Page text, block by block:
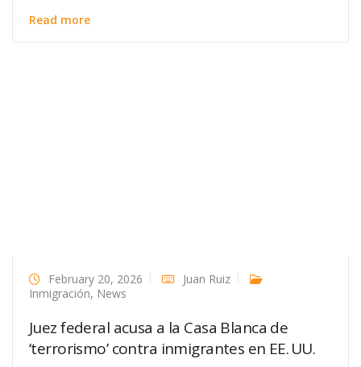
Read more
February 20, 2026
Juan Ruiz
Inmigración, News
Juez federal acusa a la Casa Blanca de
‘terrorismo’ contra inmigrantes en EE. UU.